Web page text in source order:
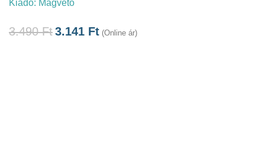
Kiadó: Magvető
3.490Ft3.141 Ft (Online ár)